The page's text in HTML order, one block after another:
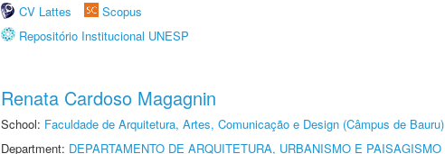
CV Lattes
Scopus
Repositório Institucional UNESP
Renata Cardoso Magagnin
School: Faculdade de Arquitetura, Artes, Comunicação e Design (Câmpus de Bauru)
Department: DEPARTAMENTO DE ARQUITETURA, URBANISMO E PAISAGISMO